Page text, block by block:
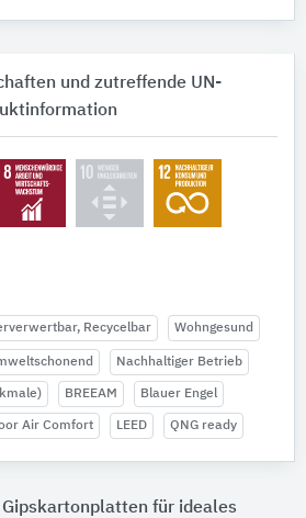
und zutreffende UN-
Recycelbar Wohngesund
Nachhaltiger Betrieb
BREEAM Blauer Engel
Air Comfort LEED QNG ready
für ideales